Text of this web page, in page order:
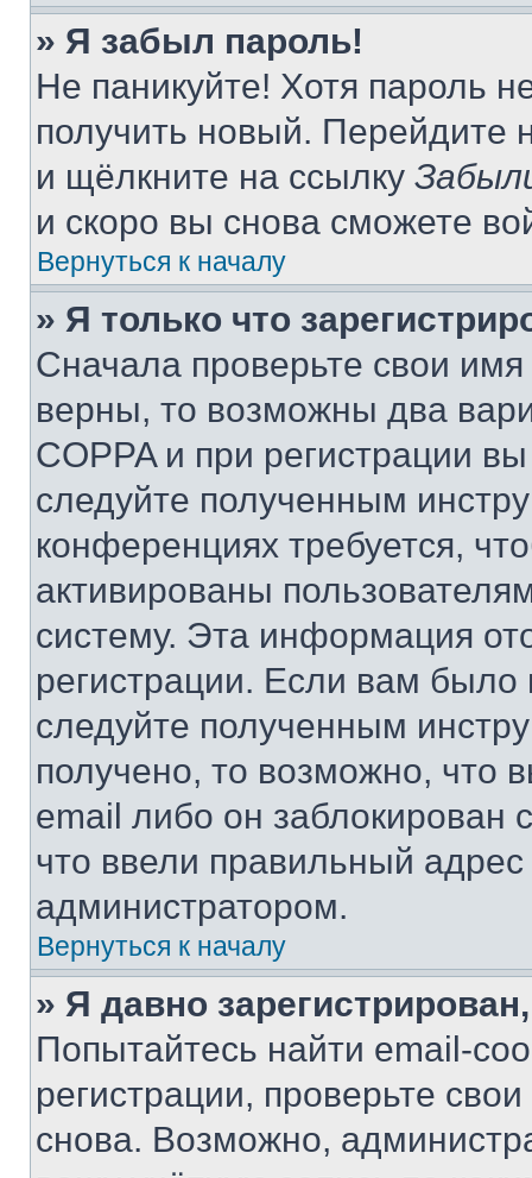
» Я забыл пароль!
Не паникуйте! Хотя пароль
получить новый. Перейдите
и щёлкните на ссылку
и скоро вы снова сможете
Вернуться к началу
» Я только что
Сначала проверьте свои
верны, то возможны два
COPPA и при регистрации
следуйте полученным
конференциях требуется,
активированы
систему. Эта информация
регистрации. Если вам
следуйте полученным
получено, то возможно, что
email либо он
что ввели правильный адрес
администратором.
Вернуться к началу
» Я давно
Попытайтесь найти email-
регистрации, проверьте
снова. Возможно,